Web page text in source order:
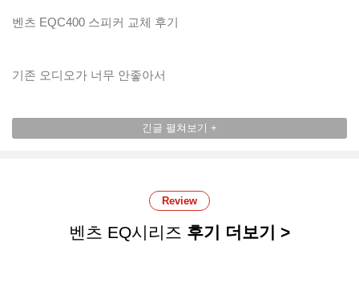
벤츠 EQC400 스피커 교체 후기
기존 오디오가 너무 안좋아서
Review
벤츠 EQ시리즈 후기 더보기 >